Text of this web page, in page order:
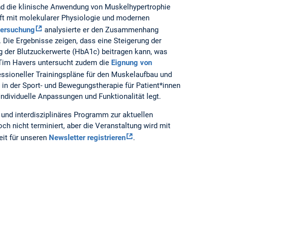
die klinische Anwendung von Muskelhypertrophie
mit molekularer Physiologie und modernen
analysierte er den Zusammenhang
Ergebnisse zeigen, dass eine Steigerung der
Blutzuckerwerte (HbA1c) beitragen kann, was
Havers untersucht zudem die Eignung von
Trainingspläne für den Muskelaufbau und
der Sport- und Bewegungstherapie für Patient*innen
Anpassungen und Funktionalität legt.
interdisziplinäres Programm zur aktuellen
nicht terminiert, aber die Veranstaltung wird mit
für unseren Newsletter registrieren .